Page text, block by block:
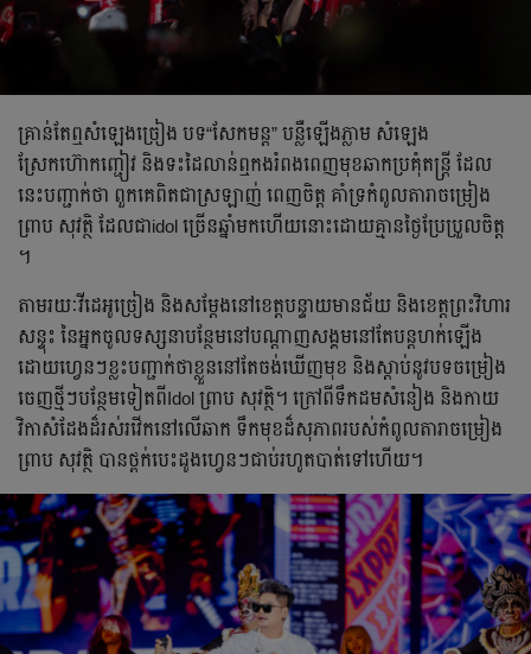
គ្រាន់តែឮសំឡេងច្រៀង បទ“សែកមន្ត” បន្លឺឡើងភ្លាម សំឡេង
ស្រែកហ៊ោកញ្ជៀវ និងទះដៃលាន់ឮកងរំពងពេញមុខឆាកប្រគុំតន្ដ្រី ដែល
នេះបញ្ជាក់ថា ពួកគេពិតជាស្រឡាញ់ ពេញចិត្ត គាំទ្រកំពូលតារាចម្រៀង
ព្រាប សុវត្ថិ ដែលជាidol ច្រើនឆ្នាំមកហើយនោះដោយគ្មានថ្ងៃប្រែប្រួលចិត្ត
។
តាមរយៈវីដេអូច្រៀង និងសម្តែងនៅខេត្តបន្ទាយមានជ័យ និងខេត្តព្រះវិហារ
សន្ទុះ នៃអ្នកចូលទស្សនាបន្ថែមនៅបណ្ដាញសង្គមនៅតែបន្ដហក់ឡើង
ដោយហ្វេនៗខ្លះបញ្ជាក់ថាខ្លួននៅតែចង់ឃើញមុខ និងស្ដាប់នូវបទចម្រៀង
ចេញថ្មីៗបន្ថែមទៀតពីIdol ព្រាប សុវត្ថិ។ ក្រៅពីទឹកដមសំនៀង និងកាយ
វិកាសំដែងដ៏រស់រវើកនៅលើឆាក ទឹកមុខដ៏សុភាពរបស់កំពូលតារាចម្រៀង
ព្រាប សុវត្ថិ បានថ្ពក់បេះដូងហ្វេនៗជាប់រហូតបាត់ទៅហើយ។